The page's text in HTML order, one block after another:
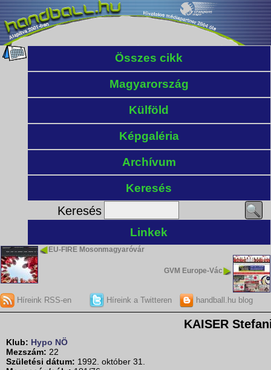
Összes cikk
Magyarország
Külföld
Képgaléria
Archívum
Keresés
Keresés
Linkek
EU-FIRE Mosonmagyaróvár
GVM Europe-Vác
Híreink RSS-en Híreink a Twitteren handball.hu blog
KAISER
Klub: Hypo NÖ
Mezszám: 22
Születési dátum: 1992. október 31.